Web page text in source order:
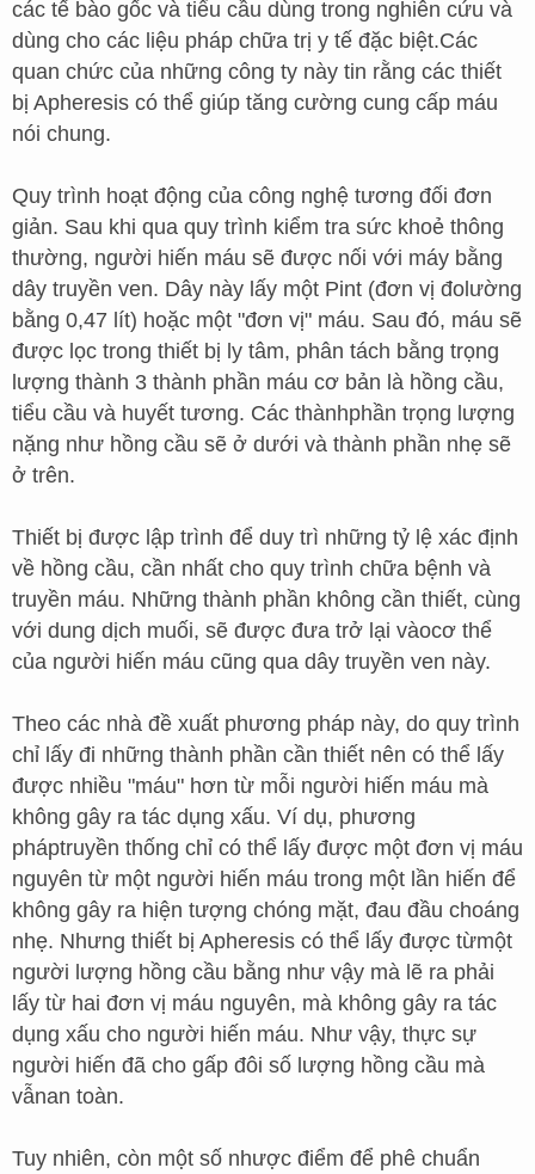
các tế bào gốc và tiểu cầu dùng trong nghiên cứu và
dùng cho các liệu pháp chữa trị y tế đặc biệt.Các
quan chức của những công ty này tin rằng các thiết
bị Apheresis có thể giúp tăng cường cung cấp máu
nói chung.
Quy trình hoạt động của công nghệ tương đối đơn
giản. Sau khi qua quy trình kiểm tra sức khoẻ thông
thường, người hiến máu sẽ được nối với máy bằng
dây truyền ven. Dây này lấy một Pint (đơn vị đolường
bằng 0,47 lít) hoặc một "đơn vị" máu. Sau đó, máu sẽ
được lọc trong thiết bị ly tâm, phân tách bằng trọng
lượng thành 3 thành phần máu cơ bản là hồng cầu,
tiểu cầu và huyết tương. Các thànhphần trọng lượng
nặng như hồng cầu sẽ ở dưới và thành phần nhẹ sẽ
ở trên.
Thiết bị được lập trình để duy trì những tỷ lệ xác định
về hồng cầu, cần nhất cho quy trình chữa bệnh và
truyền máu. Những thành phần không cần thiết, cùng
với dung dịch muối, sẽ được đưa trở lại vàocơ thể
của người hiến máu cũng qua dây truyền ven này.
Theo các nhà đề xuất phương pháp này, do quy trình
chỉ lấy đi những thành phần cần thiết nên có thể lấy
được nhiều "máu" hơn từ mỗi người hiến máu mà
không gây ra tác dụng xấu. Ví dụ, phương
pháptruyền thống chỉ có thể lấy được một đơn vị máu
nguyên từ một người hiến máu trong một lần hiến để
không gây ra hiện tượng chóng mặt, đau đầu choáng
nhẹ. Nhưng thiết bị Apheresis có thể lấy được từmột
người lượng hồng cầu bằng như vậy mà lẽ ra phải
lấy từ hai đơn vị máu nguyên, mà không gây ra tác
dụng xấu cho người hiến máu. Như vậy, thực sự
người hiến đã cho gấp đôi số lượng hồng cầu mà
vẫnan toàn.
Tuy nhiên, còn một số nhược điểm để phê chuẩn